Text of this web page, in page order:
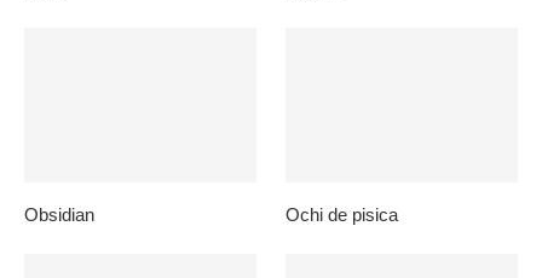
Obsidian Ochi de pisica